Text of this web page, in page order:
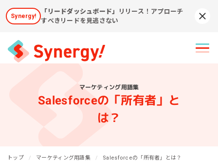
Synergy!
「リードダッシュボード」
リリース！アプローチ
すべきリードを見逃さない
マーケティング用語集
Salesforceの「所有者」と
は？
トップ マーケティング用語集 Salesforceの「所有者」とは？